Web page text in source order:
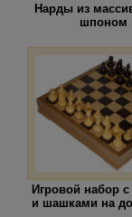
Нарды из
шпоном
Игровой набор
и шашками на